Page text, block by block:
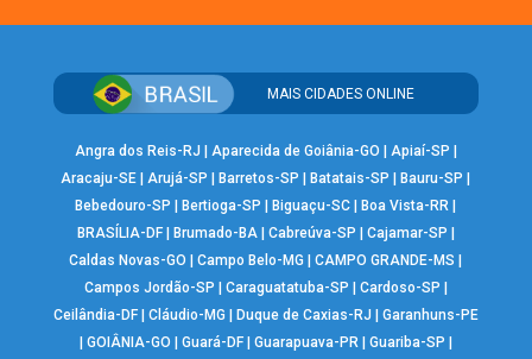
MAIS CIDADES ONLINE
Angra dos Reis-RJ | Aparecida de Goiânia-GO | Apiaí-SP |
Aracaju-SE | Arujá-SP |Barretos-SP |Batatais-SP |Bauru-SP |
Bebedouro-SP |Bertioga-SP |Biguaçu-SC |Boa Vista-RR |
BRASÍLIA-DF| Brumado-BA| Cabreúva-SP | Cajamar-SP |
Caldas Novas-GO |Campo Belo-MG |CAMPO GRANDE-MS |
Campos Jordão-SP | Caraguatatuba-SP | Cardoso-SP |
Ceilândia-DF| Cláudio-MG | Duque de Caxias-RJ | Garanhuns-PE
| GOIÂNIA-GO | Guará-DF| Guarapuava-PR | Guariba-SP |